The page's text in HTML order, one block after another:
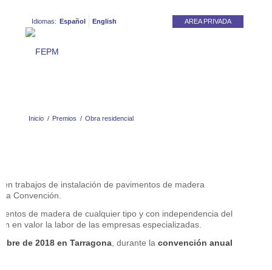
AREA PRIVADA
Idiomas: Español English
Inicio / Premios / Obra residencial
trabajos de instalación de pavimentos de madera
Convención.
de madera de cualquier tipo y con independencia del
en valor la labor de las empresas especializadas.
de 2018 en Tarragona, durante la convención anual